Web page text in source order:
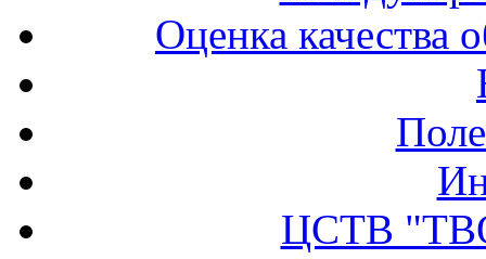
Оценка качества
ЦСТВ